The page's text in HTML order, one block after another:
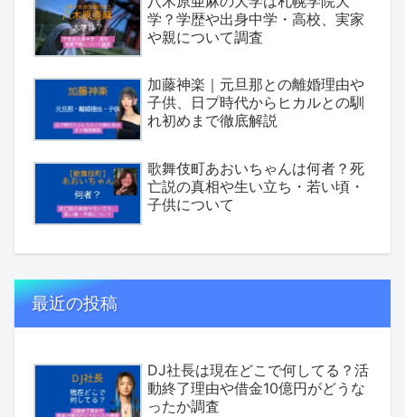
学？学歴や出身中学・高校、実家
や親について調査
加藤神楽｜元旦那との離婚理由や
子供、日プ時代からヒカルとの馴
れ初めまで徹底解説
歌舞伎町あおいちゃんは何者？死
亡説の真相や生い立ち・若い頃・
子供について
最近の投稿
DJ社長は現在どこで何してる？活
動終了理由や借金10億円がどうな
ったか調査